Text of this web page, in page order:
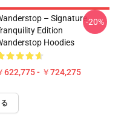
– Signature
Edition
Hoodies
622,775 - ￥724,275
-20%